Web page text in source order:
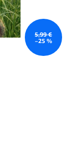
5,99 €
–25 %